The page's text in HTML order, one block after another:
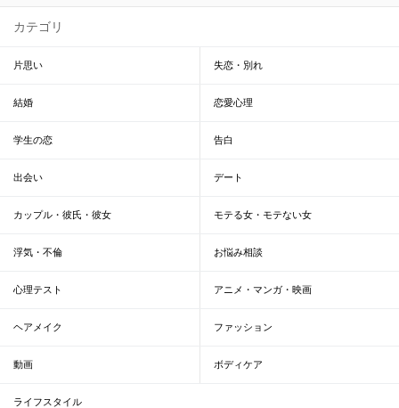
カテゴリ
片思い 失恋・別れ
結婚 恋愛心理
学生の恋 告白
出会い デート
カップル・彼氏・彼女 モテる女・モテない女
浮気・不倫 お悩み相談
心理テスト アニメ・マンガ・映画
ヘアメイク ファッション
動画 ボディケア
ライフスタイル